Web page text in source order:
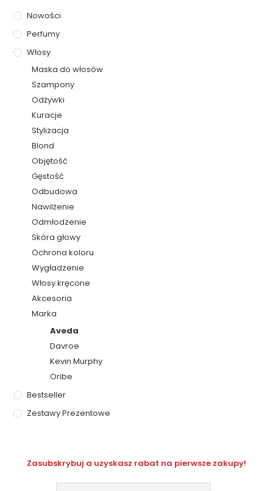
Nowości
Perfumy
Włosy
Maska do włosów
Szampony
Odżywki
Kuracje
Stylizacja
Blond
Objętość
Gęstość
Odbudowa
Nawilżenie
Odmłodzenie
Skóra głowy
Ochrona koloru
Wygładzenie
Włosy kręcone
Akcesoria
Marka
Aveda
Davroe
Kevin Murphy
Oribe
Bestseller
Zestawy Prezentowe
Zasubskrybuj a uzyskasz rabat na pierwsze zakupy!